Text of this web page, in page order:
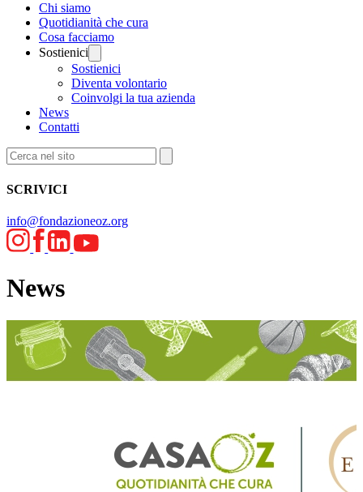
Chi siamo
Quotidianità che cura
Cosa facciamo
Sostienici
Sostienici
Diventa volontario
Coinvolgi la tua azienda
News
Contatti
SCRIVICI
info@fondazioneoz.org
News